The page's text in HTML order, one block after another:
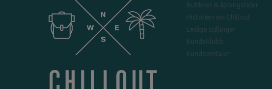
Butikker & åpningstider
Historien om Chillout
Ledige stillinger
Kundeklubb
Kundeomtaler